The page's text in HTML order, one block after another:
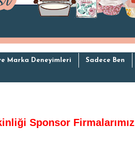
Marka Deneyimleri Sadece Ben
Sponsor Firmalarımız